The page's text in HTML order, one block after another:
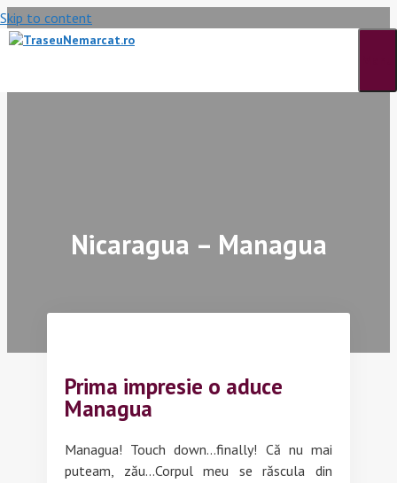
Skip to content
Nicaragua – Managua
Prima impresie o aduce
Managua
Managua! Touch down…finally! Că nu mai
puteam, zău…Corpul meu se răscula din